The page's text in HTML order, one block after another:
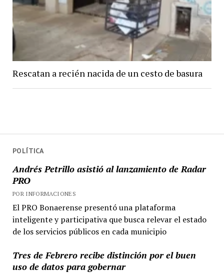
POLÍTICA
Andrés Petrillo asistió al lanzamiento de Radar
PRO
POR INFORMACIONES
El PRO Bonaerense presentó una plataforma
inteligente y participativa que busca relevar el estado
de los servicios públicos en cada municipio
Tres de Febrero recibe distinción por el buen
uso de datos para gobernar
Rescatan a recién nacida de un cesto de basura